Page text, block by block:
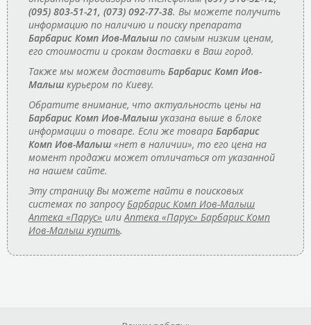
(095) 803-51-21, (073) 092-77-38. Вы можете получить
информацию по наличию и поиску препарата
Барбарис Комп Иов-Малыш по самым низким ценам,
его стоимости и срокам доставки в Ваш город.
Также мы можем доставить Барбарис Комп Иов-
Малыш курьером по Киеву.
Обратите внимание, что актуальность цены на
Барбарис Комп Иов-Малыш указана выше в блоке
информации о товаре. Если же товара Барбарис
Комп Иов-Малыш «нет в наличии», то его цена на
момент продажи может отличаться от указанной
на нашем сайте.
Эту страницу Вы можете найти в поисковых
системах по запросуБарбарис Комп Иов-Малыш
Аптека «Парус» илиАптека «Парус» Барбарис Комп
Иов-Малыш купить.